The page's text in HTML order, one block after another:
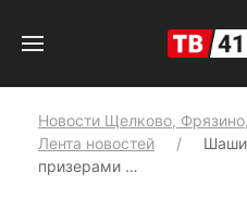
Новости Щелково,
Лента новостей
призерами …